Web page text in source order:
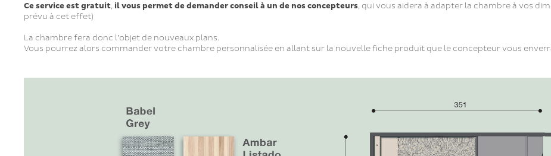
Ce service est gratuit, il vous permet de demander conseil à un de nos concepteurs, qui vous aidera à adapter la chambre à vos
prévu à cet effet)
La chambre fera donc l’objet de nouveaux plans.
Vous pourrez alors commander votre chambre personnalisée en allant sur la nouvelle fiche produit que le concepteur vous